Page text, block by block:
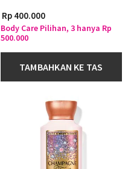
Rp 400.000
Body Care Pilihan, 3 hanya Rp
500.000
TAMBAHKAN KE TAS